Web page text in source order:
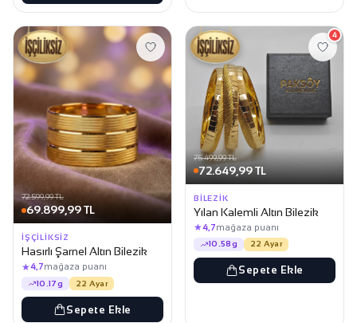
72.599,99 TL
69.899,99 TL
İŞÇILIKSIZ
Hasırlı Şarnel Altın Bilezik
★4,7mağaza puanı
10.17g 22 Ayar
Sepete Ekle
75.499,99 TL
72.649,99 TL
4
BILEZIK
Yılan Kalemli Altın Bilezik
★4,7mağaza puanı
10.58g 22 Ayar
Sepete Ekle